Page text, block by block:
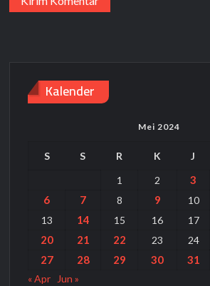
Kalender
Mei 2024
S S R K J
1
2 3
6 7 8 9 10
13
14 15 16 17
20
21 22 23 24
27 28 29 30 31
« Apr Jun »